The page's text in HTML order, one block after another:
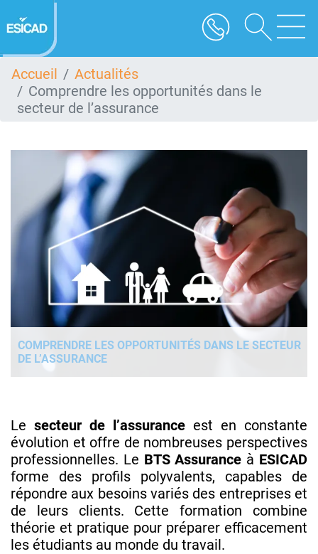
au
contenu
Accueil
Actualités
Comprendre les opportunités dans le
secteur de l’assurance
COMPRENDRE LES OPPORTUNITÉS DANS LE SECTEUR
DE L’ASSURANCE
Le secteur de l’assurance est en constante
évolution et offre de nombreuses perspectives
professionnelles. Le BTS Assurance à ESICAD
forme des profils polyvalents, capables de
répondre aux besoins variés des entreprises et
de leurs clients. Cette formation combine
théorie et pratique pour préparer efficacement
les étudiants au monde du travail.